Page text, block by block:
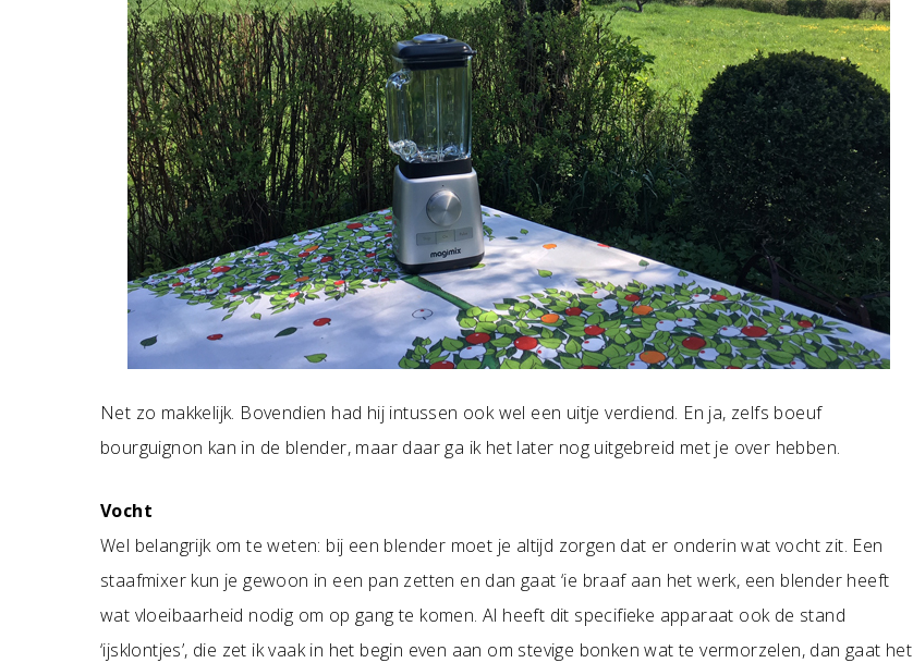
Net zo makkelijk. Bovendien had hij intussen ook wel een uitje verdiend. En ja, zelfs boeuf
bourguignon kan in de blender, maar daar ga ik het later nog uitgebreid met je over hebben.
Vocht
Wel belangrijk om te weten: bij een blender moet je altijd zorgen dat er onderin wat vocht zit. Een
staafmixer kun je gewoon in een pan zetten en dan gaat ‘ie braaf aan het werk, een blender heeft
wat vloeibaarheid nodig om op gang te komen. Al heeft dit specifieke apparaat ook de stand
‘ijsklontjes’, die zet ik vaak in het begin even aan om stevige bonken wat te vermorzelen, dan gaat het